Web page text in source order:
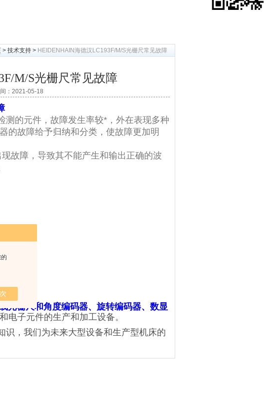
> 技术支持 > HEIDENHAIN海德汉LC193F/M/S光栅尺常见故障
M/S光栅尺常见故障
：2021-05-18
测的元件，故障发生率较*，外在表现多种
的故障给予归纳和分类，使故障更加明
故障，导致其不能产生和输出正确的波
光栅尺和角度编码器、旋转编码器、数显
电子元件的生产和加工设备。
识，我们为未来大型设备和生产型机床的